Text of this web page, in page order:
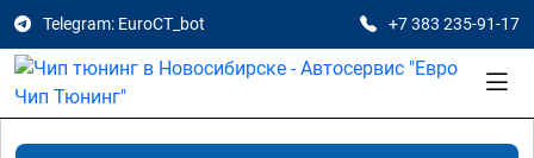
Telegram: EuroCT_bot +7 383 235-91-17